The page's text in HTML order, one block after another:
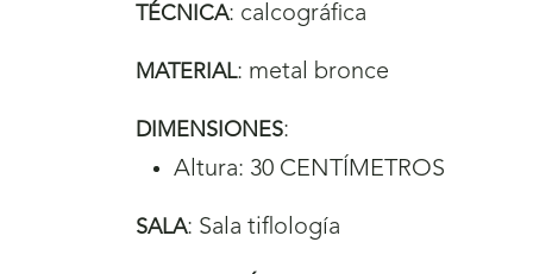
TÉCNICA: calcográfica
MATERIAL: metal bronce
DIMENSIONES:
Altura: 30 CENTÍMETROS
SALA: Sala tiflología